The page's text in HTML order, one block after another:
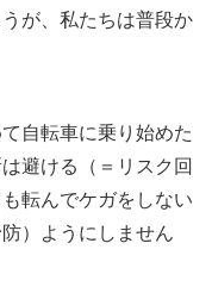
が、私たちは普段か
自転車に乗り始めた
避ける（＝リスク回
転んでケガをしない
）ようにしません